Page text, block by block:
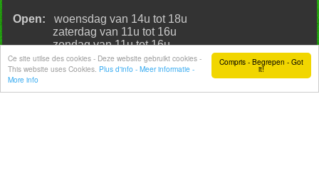
Compris - Begrepen - Got
it!
Ce site utilse des cookies - Deze website gebruikt cookies -
This website uses Cookies. Plus d'info - Meer informatie -
More info
Open: woensdag van 14u tot 18u
zaterdag van 11u tot 16u
zondag van 11u tot 16u
Bel of WhatsApp